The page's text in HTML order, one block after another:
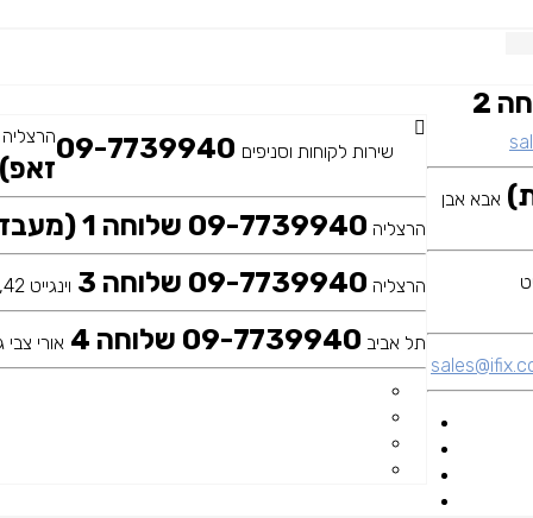
שירות לקוחות וסניפים
הרצליה
זאפ)
הרצליה 09-7739940 שלוחה 1 (מעבדה ראשית)
הרצליה 09-7739940 שלוחה 3 וינגייט 42, כיכר דה שליט
תל אביב 09-7739940 שלוחה 4 אורי צבי
09-7739940 שלוחה 2
אבא אבן